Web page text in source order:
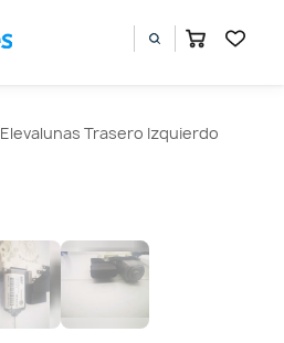
Elevalunas Trasero Izquierdo